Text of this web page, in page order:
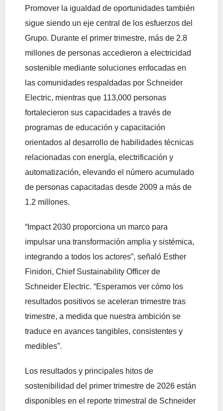
Promover la igualdad de oportunidades también
sigue siendo un eje central de los esfuerzos del
Grupo. Durante el primer trimestre, más de 2.8
millones de personas accedieron a electricidad
sostenible mediante soluciones enfocadas en
las comunidades respaldadas por Schneider
Electric, mientras que 113,000 personas
fortalecieron sus capacidades a través de
programas de educación y capacitación
orientados al desarrollo de habilidades técnicas
relacionadas con energía, electrificación y
automatización, elevando el número acumulado
de personas capacitadas desde 2009 a más de
1.2 millones.
“Impact 2030 proporciona un marco para
impulsar una transformación amplia y sistémica,
integrando a todos los actores”, señaló Esther
Finidori, Chief Sustainability Officer de
Schneider Electric. “Esperamos ver cómo los
resultados positivos se aceleran trimestre tras
trimestre, a medida que nuestra ambición se
traduce en avances tangibles, consistentes y
medibles”.
Los resultados y principales hitos de
sostenibilidad del primer trimestre de 2026 están
disponibles en el reporte trimestral de Schneider